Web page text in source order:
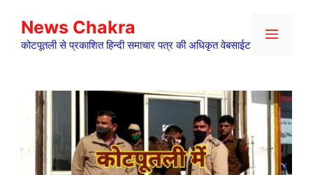
content
News Chakra
कोटपूतली से प्रकाशित हिन्दी समाचार पत्र की अधिकृत वेबसाईट
Menu